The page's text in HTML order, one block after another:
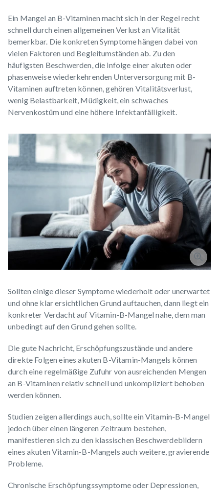
Ein Mangel an B-Vitaminen macht sich in der Regel recht
schnell durch einen allgemeinen Verlust an Vitalität
bemerkbar. Die konkreten Symptome hängen dabei von
vielen Faktoren und Begleitumständen ab. Zu den
häufigsten Beschwerden, die infolge einer akuten oder
phasenweise wiederkehrenden Unterversorgung mit B-
Vitaminen auftreten können, gehören Vitalitätsverlust,
wenig Belastbarkeit, Müdigkeit, ein schwaches
Nervenkostüm und eine höhere Infektanfälligkeit.
Sollten einige dieser Symptome wiederholt oder unerwartet
und ohne klar ersichtlichen Grund auftauchen, dann liegt ein
konkreter Verdacht auf Vitamin-B-Mangel nahe, dem man
unbedingt auf den Grund gehen sollte.
Die gute Nachricht, Erschöpfungszustände und andere
direkte Folgen eines akuten B-Vitamin-Mangels können
durch eine regelmäßige Zufuhr von ausreichenden Mengen
an B-Vitaminen relativ schnell und unkompliziert behoben
werden können.
Studien zeigen allerdings auch, sollte ein Vitamin-B-Mangel
jedoch über einen längeren Zeitraum bestehen,
manifestieren sich zu den klassischen Beschwerdebildern
eines akuten Vitamin-B-Mangels auch weitere, gravierende
Probleme.
Chronische Erschöpfungssymptome oder Depressionen,